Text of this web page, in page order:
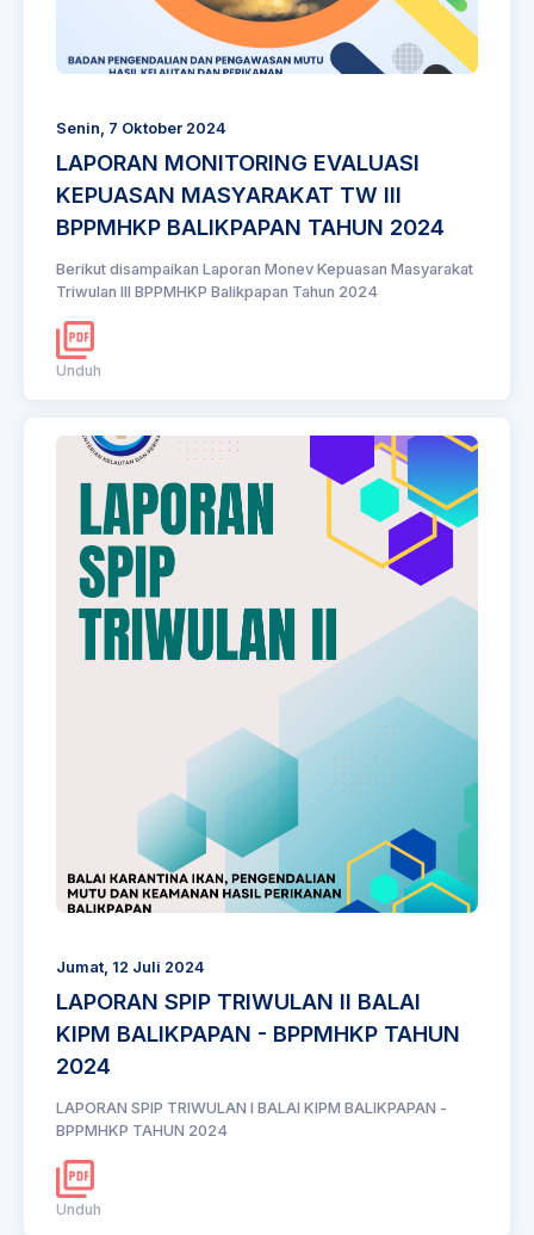
Senin, 7 Oktober 2024
LAPORAN MONITORING EVALUASI
KEPUASAN MASYARAKAT TW III
BPPMHKP BALIKPAPAN TAHUN 2024
Berikut disampaikan Laporan Monev Kepuasan Masyarakat
Triwulan III BPPMHKP Balikpapan Tahun 2024
Unduh
Jumat, 12 Juli 2024
LAPORAN SPIP TRIWULAN II BALAI
KIPM BALIKPAPAN - BPPMHKP TAHUN
2024
LAPORAN SPIP TRIWULAN I BALAI KIPM BALIKPAPAN -
BPPMHKP TAHUN 2024
Unduh